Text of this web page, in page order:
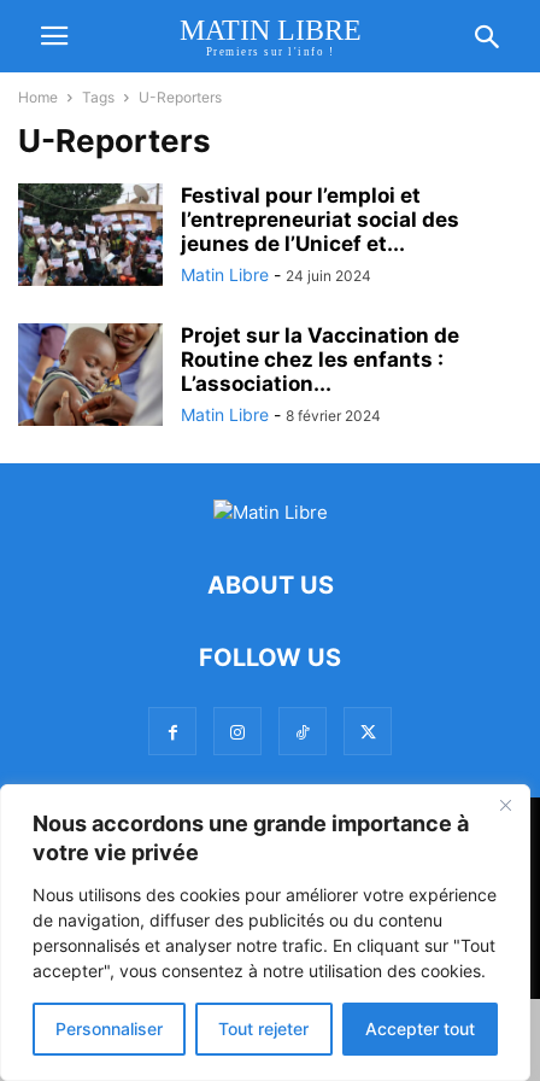
Nous accordons une grande importance à
votre vie privée
Nous utilisons des cookies pour améliorer votre expérience
de navigation, diffuser des publicités ou du contenu
personnalisés et analyser notre trafic. En cliquant sur "Tout
accepter", vous consentez à notre utilisation des cookies.
Personnaliser Tout rejeter Accepter tout
MATIN LIBRE
Premiers sur l'info !
Home Tags U-Reporters
U-Reporters
Festival pour l’emploi et
l’entrepreneuriat social des
jeunes de l’Unicef et...
Matin Libre - 24 juin 2024
Projet sur la Vaccination de
Routine chez les enfants :
L’association...
Matin Libre - 8 février 2024
ABOUT US
FOLLOW US
47ᵉ Assemblée Mondiale sur la Protection de la Vie Privée: Me
Luciano Hounkponou représente le Bénin à Séoul
Politique Société Culture
© Powered by digitXplus Francophone